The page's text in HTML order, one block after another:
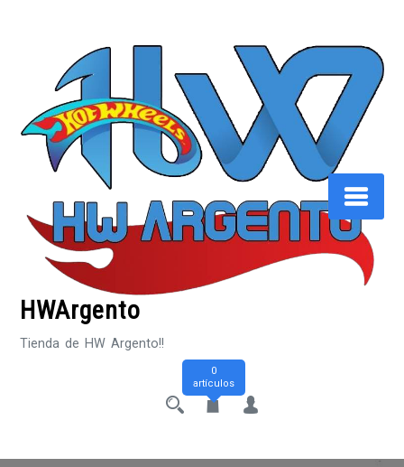
HWArgento
Tienda de HW Argento!!
0
artículos